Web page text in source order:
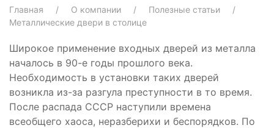
Главная О компании
Полезные статьи
Металлические двери в столице
Широкое применение входных дверей из металла
началось в 90-е годы прошлого века.
Необходимость в установки таких дверей
возникла из-за разгула преступности в то время.
После распада СССР наступили времена
всеобщего хаоса, неразберихи и беспорядков. По